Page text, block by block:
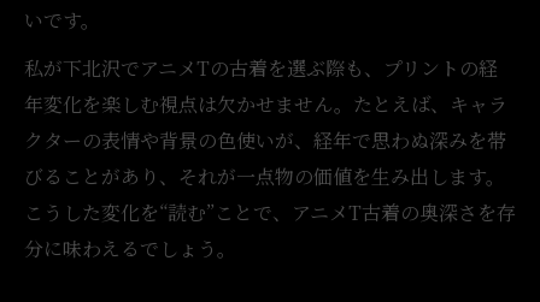
いです。
私が下北沢でアニメTの古着を選ぶ際も、プリントの経
年変化を楽しむ視点は欠かせません。たとえば、キャラ
クターの表情や背景の色使いが、経年で思わぬ深みを帯
びることがあり、それが一点物の価値を生み出します。
こうした変化を“読む”ことで、アニメT古着の奥深さを存
分に味わえるでしょう。